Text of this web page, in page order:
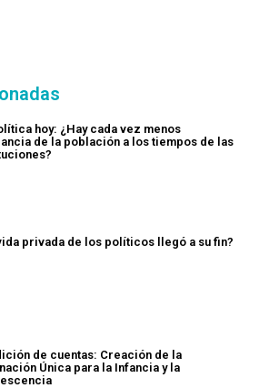
hoy: ¿Hay cada vez menos
de la población a los tiempos de las
privada de los políticos llegó a su fin?
de cuentas: Creación de la
Única para la Infancia y la